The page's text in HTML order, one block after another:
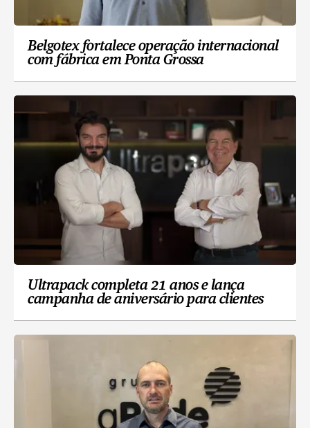
Belgotex fortalece operação internacional
com fábrica em Ponta Grossa
Ultrapack completa 21 anos e lança
campanha de aniversário para clientes